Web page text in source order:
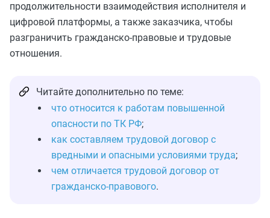
продолжительности взаимодействия исполнителя и
цифровой платформы, а также заказчика, чтобы
разграничить гражданско-правовые и трудовые
отношения.
Читайте дополнительно по теме:
что относится к работам повышенной
опасности по ТК РФ;
как составляем трудовой договор с
вредными и опасными условиями труда;
чем отличается трудовой договор от
гражданско-правового.